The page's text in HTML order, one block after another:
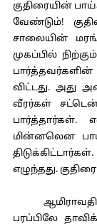
குதிரையின்
வேண்டும்!
சாலையின்
முகப்பில்
விட்டது. அது
வீரர்கள்
பார்த்தார்கள்.
மின்னலென
எழுந்தது.
பரப்பிலே